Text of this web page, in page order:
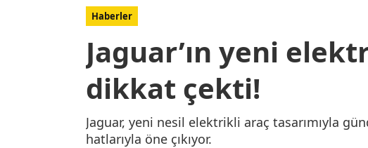
Haberler
Jaguar’ın yeni
dikkat çekti!
Jaguar, yeni nesil elektrikli araç tasarımıyla
hatlarıyla öne çıkıyor.